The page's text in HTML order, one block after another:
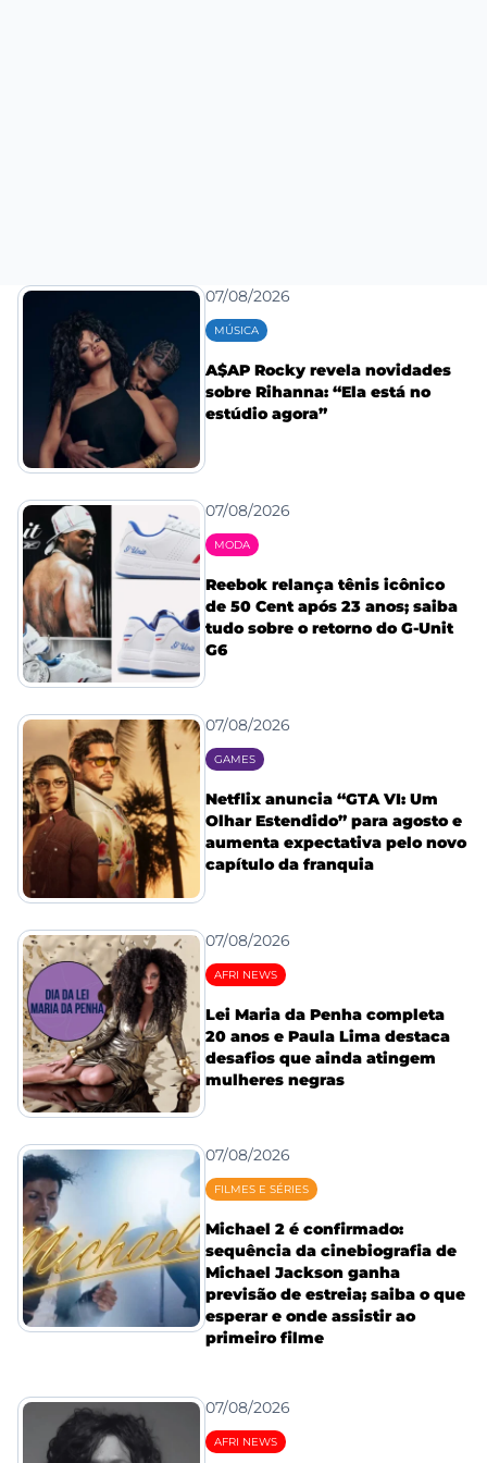
07/08/2026
MÚSICA
A$AP Rocky revela novidades
sobre Rihanna: “Ela está no
estúdio agora”
07/08/2026
MODA
Reebok relança tênis icônico
de 50 Cent após 23 anos; saiba
tudo sobre o retorno do G-Unit
G6
07/08/2026
GAMES
Netflix anuncia “GTA VI: Um
Olhar Estendido” para agosto e
aumenta expectativa pelo novo
capítulo da franquia
07/08/2026
AFRI NEWS
Lei Maria da Penha completa
20 anos e Paula Lima destaca
desafios que ainda atingem
mulheres negras
07/08/2026
FILMES E SÉRIES
Michael 2 é confirmado:
sequência da cinebiografia de
Michael Jackson ganha
previsão de estreia; saiba o que
esperar e onde assistir ao
primeiro filme
07/08/2026
AFRI NEWS